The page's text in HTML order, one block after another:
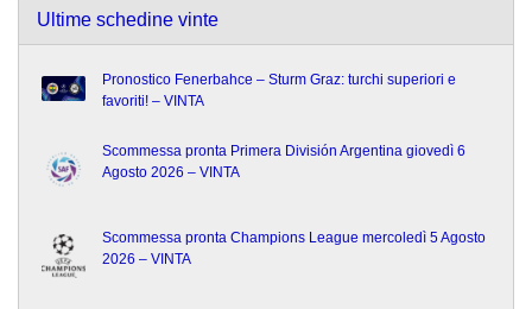
Ultime schedine vinte
Pronostico Fenerbahce – Sturm Graz: turchi superiori e
favoriti! – VINTA
Scommessa pronta Primera División Argentina giovedì 6
Agosto 2026 – VINTA
Scommessa pronta Champions League mercoledì 5 Agosto
2026 – VINTA